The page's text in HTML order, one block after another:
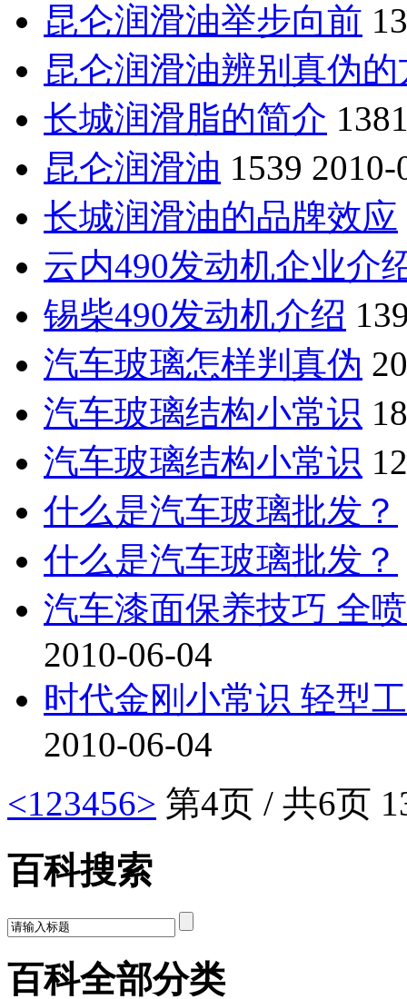
昆仑润滑油举步向前
昆仑润滑油辨别真伪
长城润滑脂的简介
昆仑润滑油 1539 2010-
长城润滑油的品牌效应
云内490发动机企业介
锡柴490发动机介绍
汽车玻璃怎样判真伪
汽车玻璃结构小常识
汽车玻璃结构小常识
什么是汽车玻璃批发？
什么是汽车玻璃批发？
汽车漆面保养技巧 全
2010-06-04
时代金刚小常识 轻型
2010-06-04
<123456> 第4页 / 共6页
百科搜索
百科全部分类